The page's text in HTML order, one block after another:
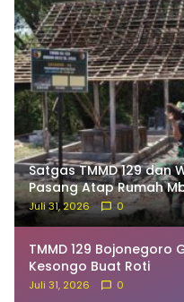
Satgas TMMD 129 dan
Pasang Atap Rumah
Juli 31, 2026 0
TMMD 129 Bojonegoro
Kesongo Buat Roti
Juli 31, 2026 0